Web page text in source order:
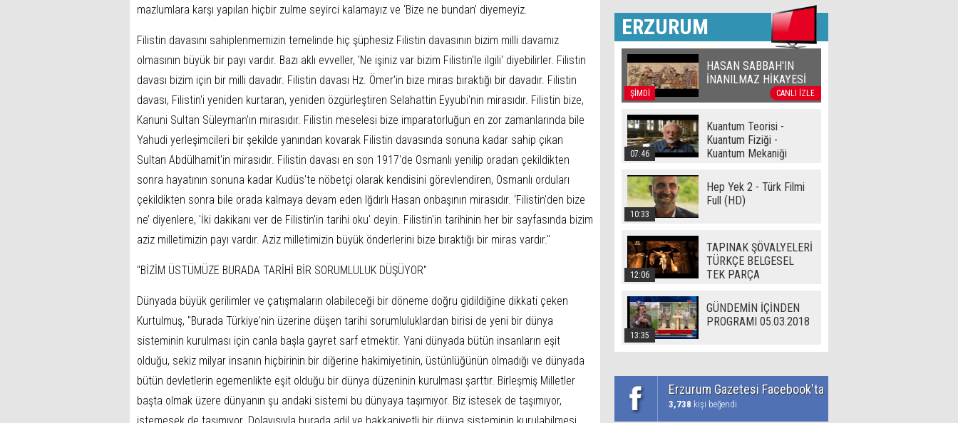
mazlumlara karşı yapılan hiçbir zulme seyirci kalamayız ve ‘Bize ne bundan’ diyemeyiz.
Filistin davasını sahiplenmemizin temelinde hiç şüphesiz Filistin davasının bizim milli davamız
olmasının büyük bir payı vardır. Bazı aklı evveller, 'Ne işiniz var bizim Filistin'le ilgili' diyebilirler. Filistin
davası bizim için bir milli davadır. Filistin davası Hz. Ömer'in bize miras bıraktığı bir davadır. Filistin
davası, Filistin'i yeniden kurtaran, yeniden özgürleştiren Selahattin Eyyubi'nin mirasıdır. Filistin bize,
Kanuni Sultan Süleyman'ın mirasıdır. Filistin meselesi bize imparatorluğun en zor zamanlarında bile
Yahudi yerleşimcileri bir şekilde yanından kovarak Filistin davasında sonuna kadar sahip çıkan
Sultan Abdülhamit'in mirasıdır. Filistin davası en son 1917'de Osmanlı yenilip oradan çekildikten
sonra hayatının sonuna kadar Kudüs'te nöbetçi olarak kendisini görevlendiren, Osmanlı orduları
çekildikten sonra bile orada kalmaya devam eden Iğdırlı Hasan onbaşının mirasıdır. ‘Filistin'den bize
ne’ diyenlere, 'İki dakikanı ver de Filistin'in tarihi oku' deyin. Filistin'in tarihinin her bir sayfasında bizim
aziz milletimizin payı vardır. Aziz milletimizin büyük önderlerini bize bıraktığı bir miras vardır."
"BİZİM ÜSTÜMÜZE BURADA TARİHİ BİR SORUMLULUK DÜŞÜYOR"
Dünyada büyük gerilimler ve çatışmaların olabileceği bir döneme doğru gidildiğine dikkati çeken
Kurtulmuş, "Burada Türkiye'nin üzerine düşen tarihi sorumluluklardan birisi de yeni bir dünya
sisteminin kurulması için canla başla gayret sarf etmektir. Yani dünyada bütün insanların eşit
olduğu, sekiz milyar insanın hiçbirinin bir diğerine hakimiyetinin, üstünlüğünün olmadığı ve dünyada
bütün devletlerin egemenlikte eşit olduğu bir dünya düzeninin kurulması şarttır. Birleşmiş Milletler
başta olmak üzere dünyanın şu andaki sistemi bu dünyaya taşımıyor. Biz istesek de taşımıyor,
ERZURUM
ŞİMDİ CANLI İZLE
HASAN SABBAH'IN
İNANILMAZ HİKAYESİ
07:46
Kuantum Teorisi -
Kuantum Fiziği -
Kuantum Mekaniği
10:33
Hep Yek 2 - Türk Filmi
Full (HD)
12:06
TAPINAK ŞÖVALYELERİ
TÜRKÇE BELGESEL
TEK PARÇA
13:35
GÜNDEMİN İÇİNDEN
PROGRAMI 05.03.2018
Erzurum Gazetesi Facebook'ta
3,738 kişi beğendi